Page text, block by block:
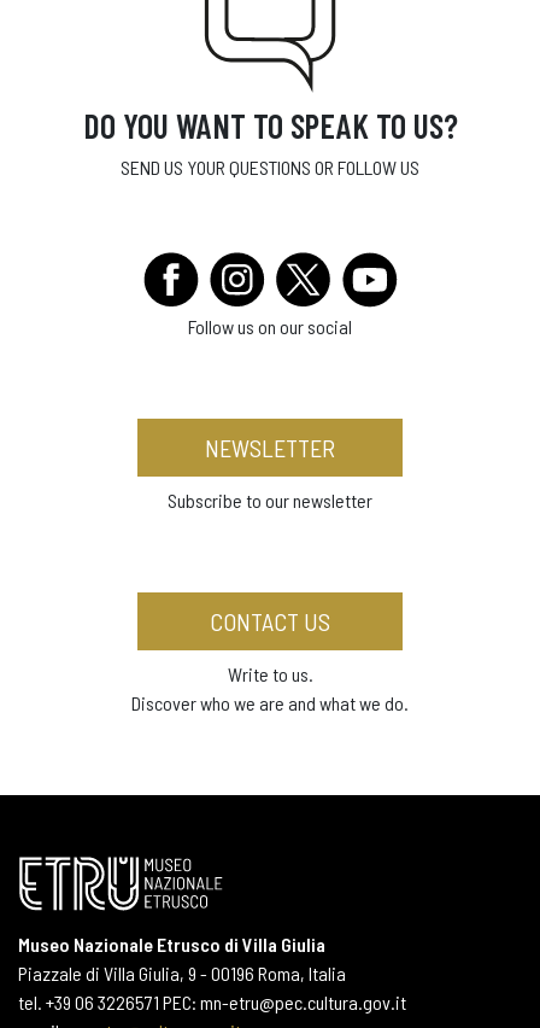
DO YOU WANT TO SPEAK TO US?
SEND US YOUR QUESTIONS OR FOLLOW US
Follow us on our social
NEWSLETTER
Subscribe to our newsletter
CONTACT US
Write to us.
Discover who we are and what we do.
Museo Nazionale Etrusco di Villa Giulia
Piazzale di Villa Giulia, 9 - 00196 Roma, Italia
tel. +39 06 3226571 PEC: mn-etru@pec.cultura.gov.it